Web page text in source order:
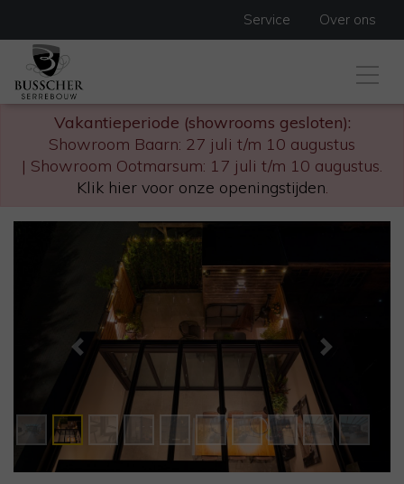
Vakantieperiode (showrooms gesloten):
Showroom Baarn: 27 juli t/m 10 augustus
| Showroom Ootmarsum: 17 juli t/m 10 augustus.
Klik hier voor onze openingstijden.
Service Over ons
Previous Next